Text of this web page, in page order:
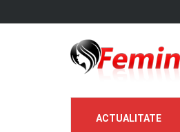
ACTUALITATE